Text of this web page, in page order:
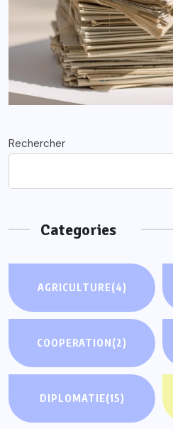
Rechercher
Categories
AGRICULTURE(4)
COOPERATION(2)
DIPLOMATIE(15)